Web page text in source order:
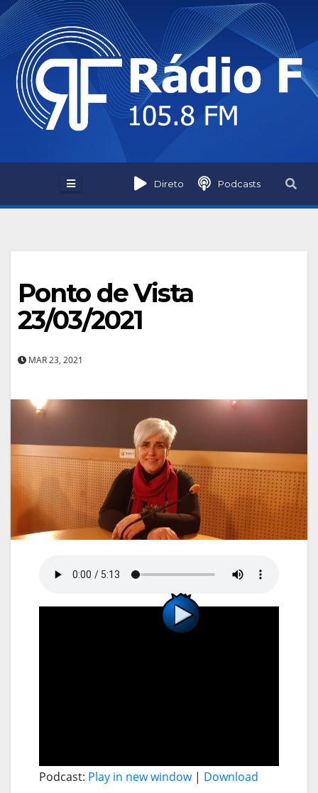
Skip
to
content
Direto Podcasts
Ponto de Vista
23/03/2021
MAR 23, 2021
Podcast: Play in new window| Download